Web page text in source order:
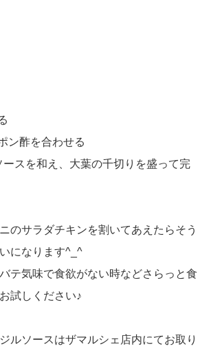
ン酢を合わせる
スを和え、大葉の千切りを盛って完
のサラダチキンを割いてあえたらそう
になります^_^
テ気味で食欲がない時などさらっと食
試しください♪
ルソースはザマルシェ店内にてお取り